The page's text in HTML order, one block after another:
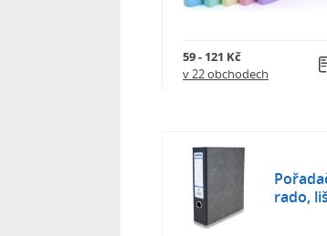
59 - 121 Kč
v 22 obchodech
rado,